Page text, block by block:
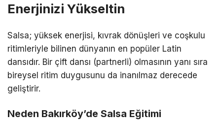
Enerjinizi Yükseltin
Salsa; yüksek enerjisi, kıvrak dönüşleri ve coşkulu
ritimleriyle bilinen dünyanın en popüler Latin
dansıdır. Bir çift dansı (partnerli) olmasının yanı sıra
bireysel ritim duygusunu da inanılmaz derecede
geliştirir.
Neden Bakırköy’de Salsa Eğitimi